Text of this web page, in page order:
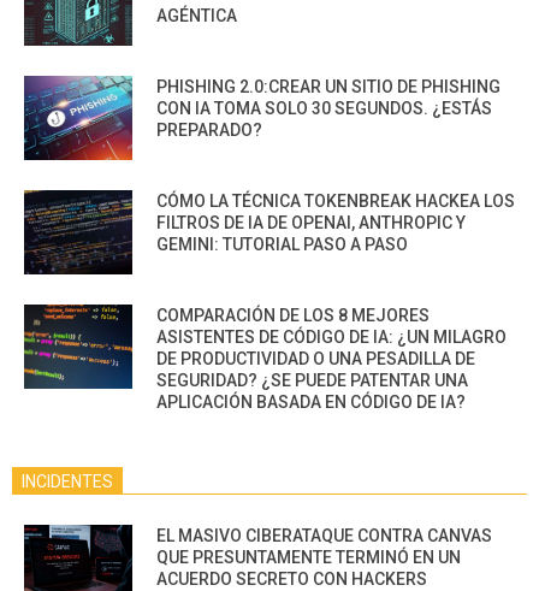
AGÉNTICA
PHISHING 2.0:CREAR UN SITIO DE PHISHING
CON IA TOMA SOLO 30 SEGUNDOS. ¿ESTÁS
PREPARADO?
CÓMO LA TÉCNICA TOKENBREAK HACKEA LOS
FILTROS DE IA DE OPENAI, ANTHROPIC Y
GEMINI: TUTORIAL PASO A PASO
COMPARACIÓN DE LOS 8 MEJORES
ASISTENTES DE CÓDIGO DE IA: ¿UN MILAGRO
DE PRODUCTIVIDAD O UNA PESADILLA DE
SEGURIDAD? ¿SE PUEDE PATENTAR UNA
APLICACIÓN BASADA EN CÓDIGO DE IA?
INCIDENTES
EL MASIVO CIBERATAQUE CONTRA CANVAS
QUE PRESUNTAMENTE TERMINÓ EN UN
ACUERDO SECRETO CON HACKERS